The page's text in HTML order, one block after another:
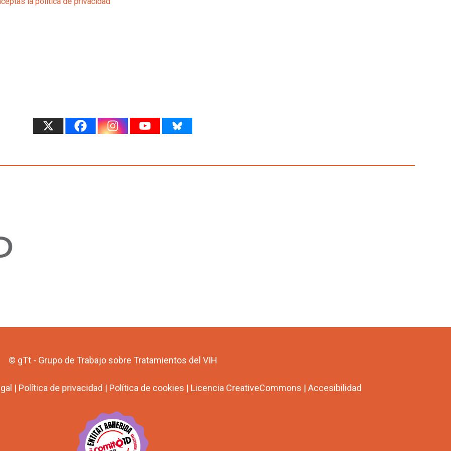
© gTt - Grupo de Trabajo sobre Tratamientos del VIH
| Política de privacidad | Política de cookies | Licencia CreativeCommons | Accesibilidad